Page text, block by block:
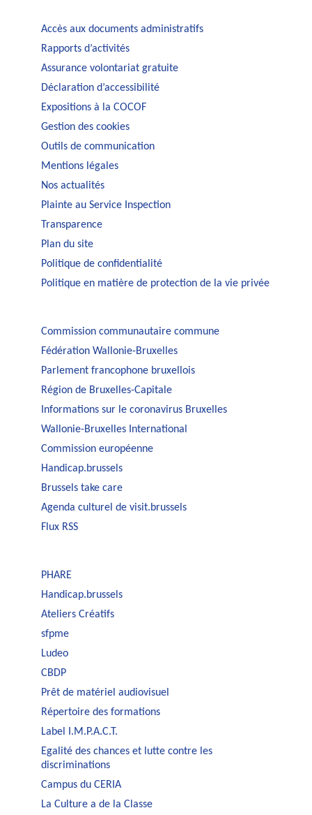
Accès aux documents administratifs
Rapports d’activités
Assurance volontariat gratuite
Déclaration d’accessibilité
Expositions à la COCOF
Gestion des cookies
Outils de communication
Mentions légales
Nos actualités
Plainte au Service Inspection
Transparence
Plan du site
Politique de confidentialité
Politique en matière de protection de la vie privée
Commission communautaire commune
Fédération Wallonie-Bruxelles
Parlement francophone bruxellois
Région de Bruxelles-Capitale
Informations sur le coronavirus Bruxelles
Wallonie-Bruxelles International
Commission européenne
Handicap.brussels
Brussels take care
Agenda culturel de visit.brussels
Flux RSS
PHARE
Handicap.brussels
Ateliers Créatifs
sfpme
Ludeo
CBDP
Prêt de matériel audiovisuel
Répertoire des formations
Label I.M.P.A.C.T.
Egalité des chances et lutte contre les
discriminations
Campus du CERIA
La Culture a de la Classe